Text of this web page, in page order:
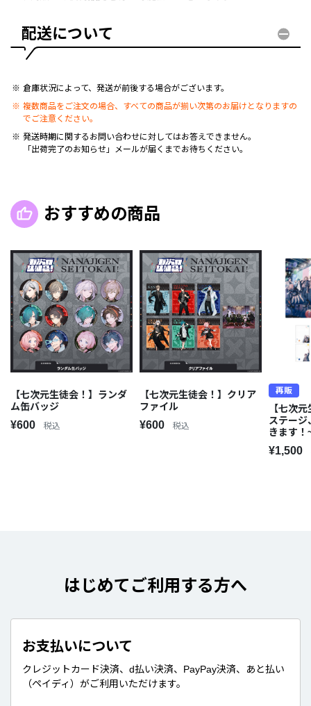
配送について
倉庫状況によって、発送が前後する場合がございます。
複数商品をご注文の場合、すべての商品が揃い次第のお届けとなりますの
でご注意ください。
発送時期に関するお問い合わせに対してはお答えできません。
「出荷完了のお知らせ」メールが届くまでお待ちください。
おすすめの商品
【七次元生徒会！】ランダ
ム缶バッジ
¥600 税込
【七次元生徒会！】クリア
ファイル
¥600 税込
再販
【七次
ステージ
きます！
ーセット
2025】
¥1,500
はじめてご利用する方へ
お支払いについて
クレジットカード決済、d払い決済、PayPay決済、あと払い
（ペイディ）がご利用いただけます。